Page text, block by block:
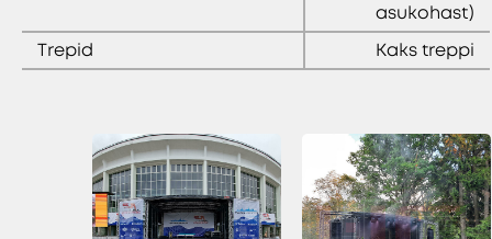
asukohast)
Trepid
Kaks treppi